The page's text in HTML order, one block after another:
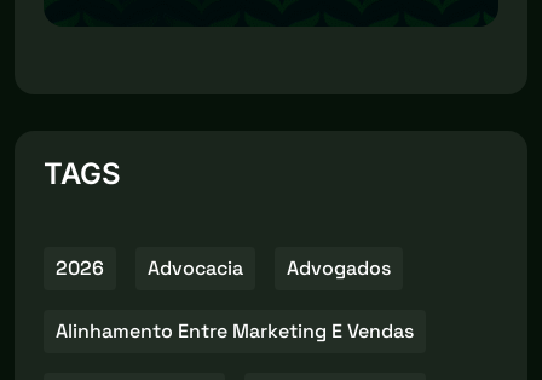
TAGS
2026 Advocacia Advogados
Alinhamento Entre Marketing E Vendas